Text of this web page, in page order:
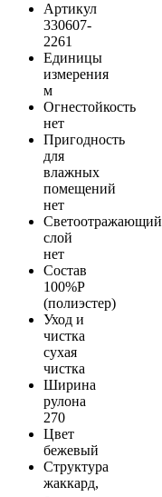
Артикул
330607-
2261
Единицы
измерения
м
Огнестойкость
нет
Пригодность
для
влажных
помещений
нет
Светоотражающий
слой
нет
Состав
100%Р
(полиэстер)
Уход и
чистка
сухая
чистка
Ширина
рулона
270
Цвет
бежевый
Структура
жаккард,